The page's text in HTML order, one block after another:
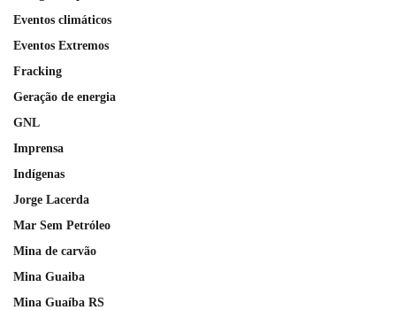
Eventos climáticos
Eventos Extremos
Fracking
Geração de energia
GNL
Imprensa
Indígenas
Jorge Lacerda
Mar Sem Petróleo
Mina de carvão
Mina Guaiba
Mina Guaíba RS